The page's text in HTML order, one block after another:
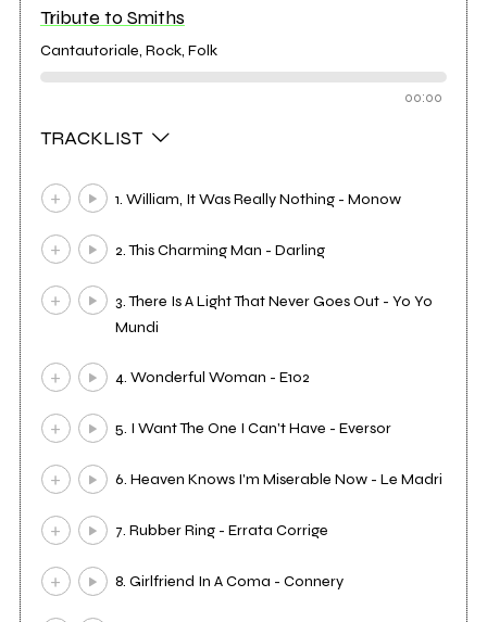
Tribute to Smiths
Cantautoriale, Rock, Folk
00:00
TRACKLIST
1. William, It Was Really Nothing - Monow
2. This Charming Man - Darling
3. There Is A Light That Never Goes Out - Yo Yo
Mundi
4. Wonderful Woman - E102
5. I Want The One I Can't Have - Eversor
6. Heaven Knows I'm Miserable Now - Le Madri
7. Rubber Ring - Errata Corrige
8. Girlfriend In A Coma - Connery